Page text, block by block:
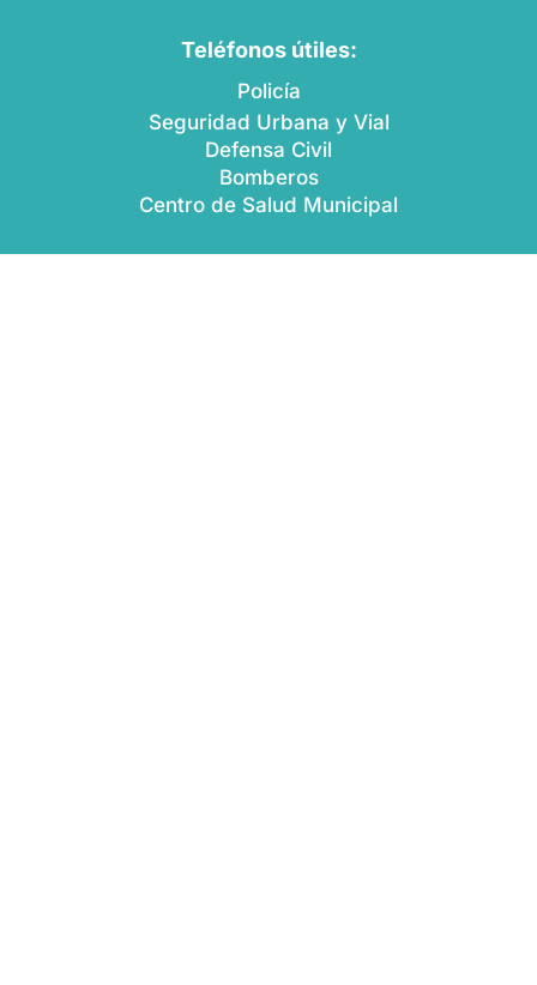
Teléfonos útiles:
Policía
Seguridad Urbana y Vial
Defensa Civil
Bomberos
Centro de Salud Municipal